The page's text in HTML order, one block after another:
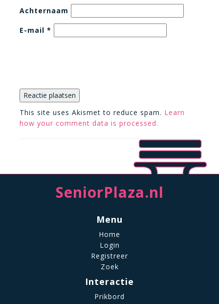
Achternaam
E-mail *
This site uses Akismet to reduce spam. Learn
how your comment data is processed.
SeniorPlaza.nl
Menu
Home
Login
Registreer
Zoek
Interactie
Prikbord